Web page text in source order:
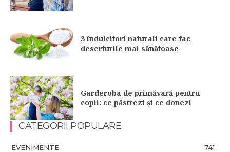
3 îndulcitori naturali care fac
deserturile mai sănătoase
Garderoba de primăvară pentru
copii: ce păstrezi și ce donezi
CATEGORII POPULARE
EVENIMENTE
741